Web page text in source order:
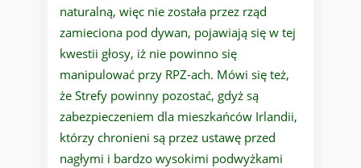
naturalną, więc nie została przez rząd
zamieciona pod dywan, pojawiają się w tej
kwestii głosy, iż nie powinno się
manipulować przy RPZ-ach. Mówi się też,
że Strefy powinny pozostać, gdyż są
zabezpieczeniem dla mieszkańców Irlandii,
którzy chronieni są przez ustawę przed
nagłymi i bardzo wysokimi podwyżkami